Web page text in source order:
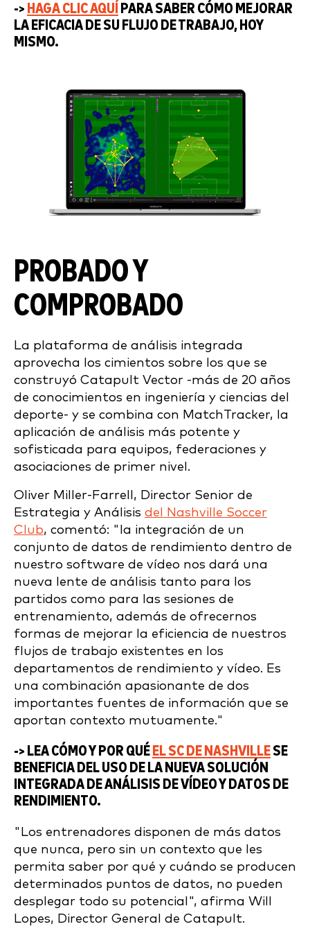
-> HAGA CLIC AQUÍ PARA SABER CÓMO MEJORAR
LA EFICACIA DE SU FLUJO DE TRABAJO, HOY
MISMO.
PROBADO Y
COMPROBADO
La plataforma de análisis integrada
aprovecha los cimientos sobre los que se
construyó Catapult Vector -más de 20 años
de conocimientos en ingeniería y ciencias del
deporte- y se combina con MatchTracker, la
aplicación de análisis más potente y
sofisticada para equipos, federaciones y
asociaciones de primer nivel.
Oliver Miller-Farrell, Director Senior de
Estrategia y Análisis del Nashville Soccer
Club, comentó: "la integración de un
conjunto de datos de rendimiento dentro de
nuestro software de vídeo nos dará una
nueva lente de análisis tanto para los
partidos como para las sesiones de
entrenamiento, además de ofrecernos
formas de mejorar la eficiencia de nuestros
flujos de trabajo existentes en los
departamentos de rendimiento y vídeo. Es
una combinación apasionante de dos
importantes fuentes de información que se
aportan contexto mutuamente."
-> LEA CÓMO Y POR QUÉ EL SC DE NASHVILLESE
BENEFICIA DEL USO DE LA NUEVA SOLUCIÓN
INTEGRADA DE ANÁLISIS DE VÍDEO Y DATOS DE
RENDIMIENTO.
"Los entrenadores disponen de más datos
que nunca, pero sin un contexto que les
permita saber por qué y cuándo se producen
determinados puntos de datos, no pueden
desplegar todo su potencial", afirma Will
Lopes, Director General de Catapult.